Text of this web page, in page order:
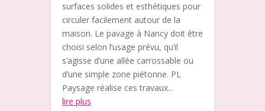
surfaces solides et esthétiques pour
circuler facilement autour de la
maison. Le pavage à Nancy doit être
choisi selon l’usage prévu, qu’il
s’agisse d’une allée carrossable ou
d’une simple zone piétonne. PL
Paysage réalise ces travaux...
lire plus